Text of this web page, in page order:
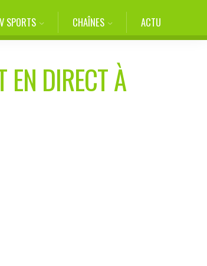
SPORTS CHAÎNES ACTU
EN DIRECT À